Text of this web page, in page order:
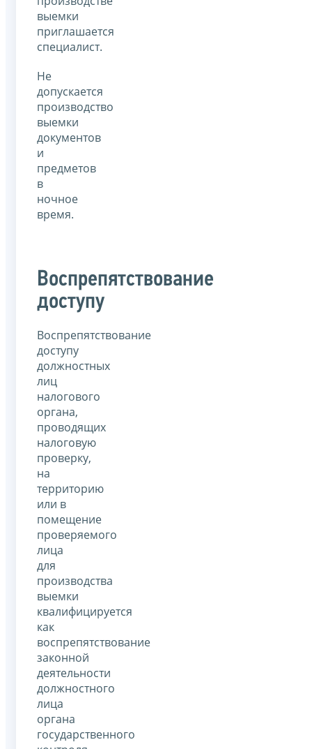
выемки
приглашается
специалист.
Не
допускается
производство
выемки
документов
и
предметов
в
ночное
время.
Воспрепятствование
доступу
Воспрепятствование
доступу
должностных
лиц
налогового
органа,
проводящих
налоговую
проверку,
на
территорию
или в
помещение
проверяемого
лица
для
производства
выемки
квалифицируется
как
воспрепятствование
законной
деятельности
должностного
лица
органа
государственного